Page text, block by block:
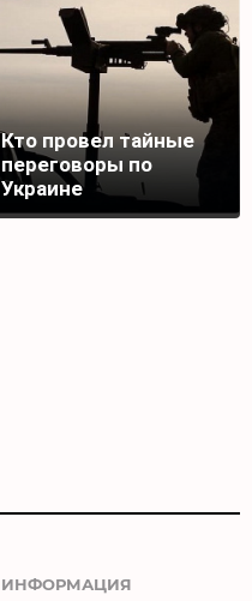
Кто провел тайные
переговоры по
Украине
ИНФОРМАЦИЯ